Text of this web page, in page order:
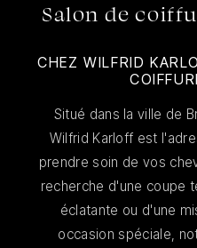
Salon de
CHEZ WILFRID
Situé dans la ville de
Wilfrid Karloff est
prendre soin de vos
recherche d'une coupe
éclatante ou d'une
occasion spéciale,